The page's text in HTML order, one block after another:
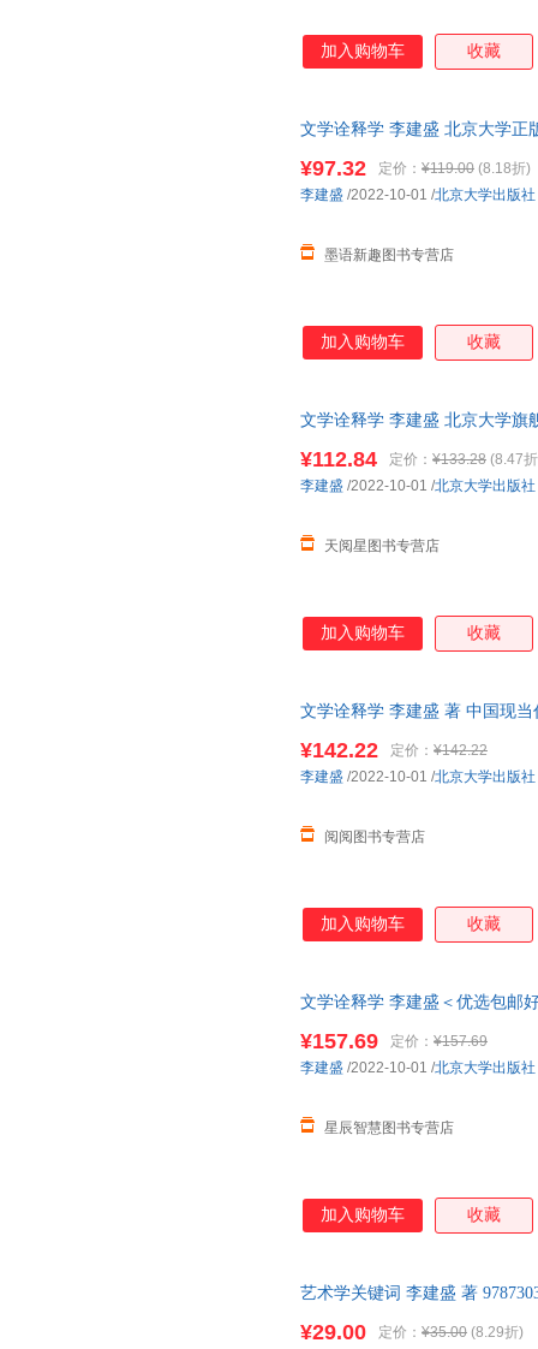
加入购物车 收藏
文学诠释学 李建盛 北京大学正
¥97.32 定价： ¥119.00 (8.18折)
墨语新趣图书专营店
李建盛 /2022-10-01 /北京大学出版社
加入购物车 收藏
文学诠释学 李建盛 北京大学旗
¥112.84 定价： ¥133.28 (8.47
天阅星图书专营店
李建盛 /2022-10-01 /北京大学出版社
加入购物车 收藏
文学诠释学 李建盛 著 中国现
¥142.22 定价： ¥142.22
阅阅图书专营店
李建盛 /2022-10-01 /北京大学出版社
加入购物车 收藏
文学诠释学 李建盛＜优选包邮
¥157.69 定价： ¥157.69
星辰智慧图书专营店
李建盛 /2022-10-01 /北京大学出版社
加入购物车 收藏
艺术学关键词 李建盛 著
¥29.00 定价： ¥35.00 (8.29折)